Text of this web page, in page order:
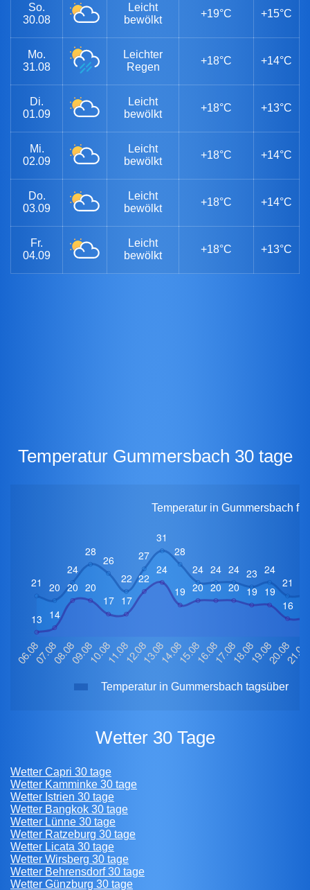
So.
30.08
Leicht
bewölkt
+19°C +15°C
Mo.
31.08
Leichter
Regen
+18°C +14°C
Di.
01.09
Leicht
bewölkt
+18°C +13°C
Mi.
02.09
Leicht
bewölkt
+18°C +14°C
Do.
03.09
Leicht
bewölkt
+18°C +14°C
Fr.
04.09
Leicht
bewölkt
+18°C +13°C
Temperatur Gummersbach 30 tage
Temperatur in Gummersbach
Temperatur in Gummersbach tagsüber
Wetter 30 Tage
Wetter Capri 30 tage
Wetter Kamminke 30 tage
Wetter Istrien 30 tage
Wetter Bangkok 30 tage
Wetter Lünne 30 tage
Wetter Ratzeburg 30 tage
Wetter Licata 30 tage
Wetter Wirsberg 30 tage
Wetter Behrensdorf 30 tage
Wetter Günzburg 30 tage